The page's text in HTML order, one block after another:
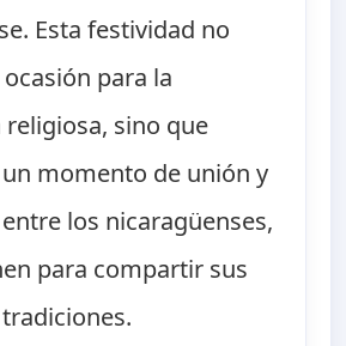
Esta festividad no
para la
sino que
momento de unión y
los nicaragüenses,
para compartir sus